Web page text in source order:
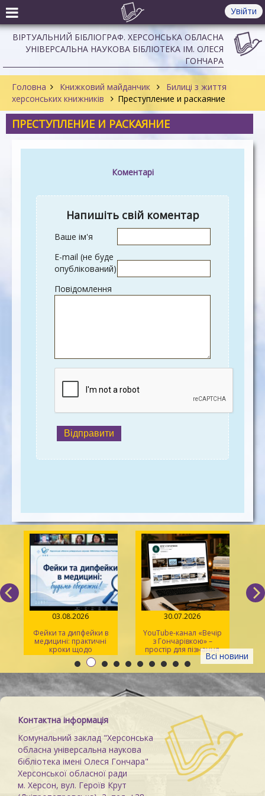
Увійти
ВІРТУАЛЬНИЙ БІБЛІОГРАФ. ХЕРСОНСЬКА ОБЛАСНА
УНІВЕРСАЛЬНА НАУКОВА БІБЛІОТЕКА ІМ. ОЛЕСЯ
ГОНЧАРА
Головна Книжковий майданчик
Билиці з життя
херсонських книжників
Преступление и раскаяние
ПРЕСТУПЛЕНИЕ И РАСКАЯНИЕ
Коментарі
Напишіть свій коментар
Ваше ім'я
E-mail (не буде
опублікований)
Повідомлення
Відправити
Всі новини
03.08.2026
Фейки та дипфейки в
медицині: практичні
кроки щодо
розпізнавання
30.07.2026
YouTube-канал «Вечір
з Гончарівкою» –
простір для пізнання
та натхнення
Контактна інформація
Комунальний заклад "Херсонська
обласна універсальна наукова
бібліотека імені Олеся Гончара"
Херсонської обласної ради
м. Херсон, вул. Героїв Крут